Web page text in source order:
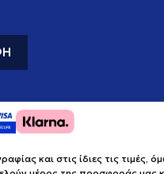
και στις ίδιες τις τιμές,